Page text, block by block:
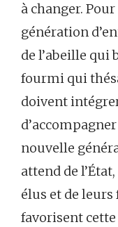
à changer.
génération
de l’abeille qui
fourmi qui
doivent
nouvelle
attend de
élus et de
favorisent